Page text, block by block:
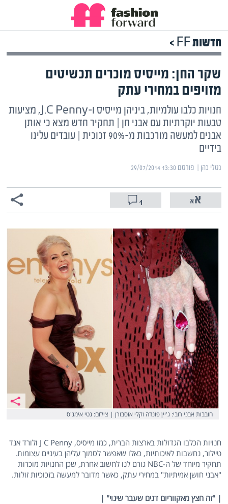
חדשות FF >
שקר החן: מייסיס מוכרים תכשיטים
מזויפים במחירי עתק
חנויות כלבו עולמיות, ביניהן מייסיס ו-J.C Penny, מציעות
טבעות יוקרתיות עם אבני חן | תחקיר חדש מצא כי אותן
אבנים למעשה מורכבות מ-90% זכוכית | עובדים עלינו
בידיים
נטלי כהן | ‏פורסם ‎29/07/2014 13:30
1
חובבות אבני רובי: ג'יין פונדה וקלי אוסבורן | צילום: גטי אימג'ס
חנויות הכלבו הגדולות בארצות הברית, כמו מייסיס, J C Penny ולורד אנד
טיילור, נחשבות לאיכותיות, כאלו שאפשר לסמוך עליהן בעיניים עצומות.
תחקיר מיוחד של ה-NBC גורם לנו לחשוב אחרת, שכן החנויות מוכרות
"אבני חושן אמיתיות" במחירי עתק, כאשר מדובר למעשה בזכוכיות זולות.
| "זה חצץ מאקווריום דגים שעבר שינוי" |